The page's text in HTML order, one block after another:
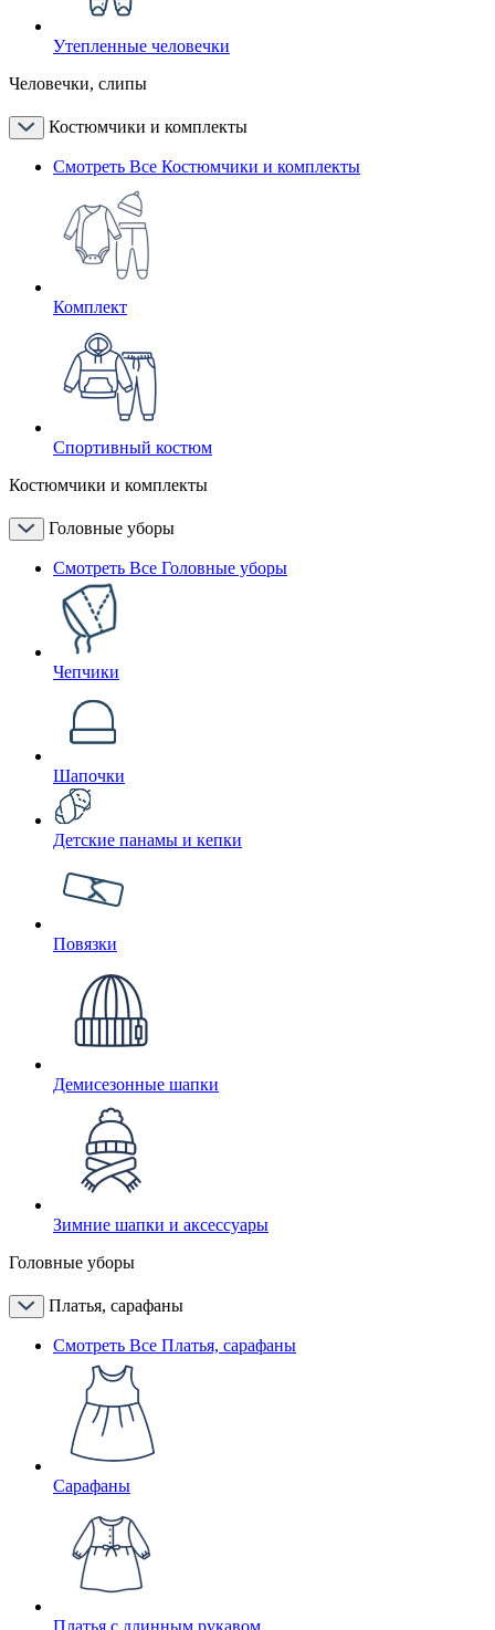
Утепленные человечки
Человечки, слипы
Костюмчики и комплекты
Смотреть Все Костюмчики и комплекты
Комплект
Спортивный костюм
Костюмчики и комплекты
Головные уборы
Смотреть Все Головные уборы
Чепчики
Шапочки
Детские панамы и кепки
Повязки
Демисезонные шапки
Зимние шапки и аксессуары
Головные уборы
Платья, сарафаны
Смотреть Все Платья, сарафаны
Сарафаны
Платья с длинным рукавом